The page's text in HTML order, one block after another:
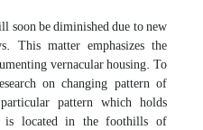
soon be diminished due to new
This matter emphasizes the
vernacular housing. To
on changing pattern of
pattern which holds
is located in the foothills of